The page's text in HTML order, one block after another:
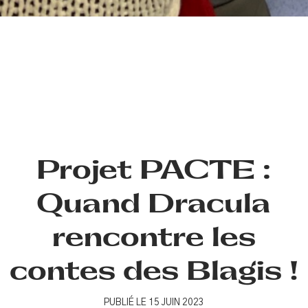
Projet PACTE :
Quand Dracula
rencontre les
contes des Blagis !
PUBLIÉ LE 15 JUIN 2023